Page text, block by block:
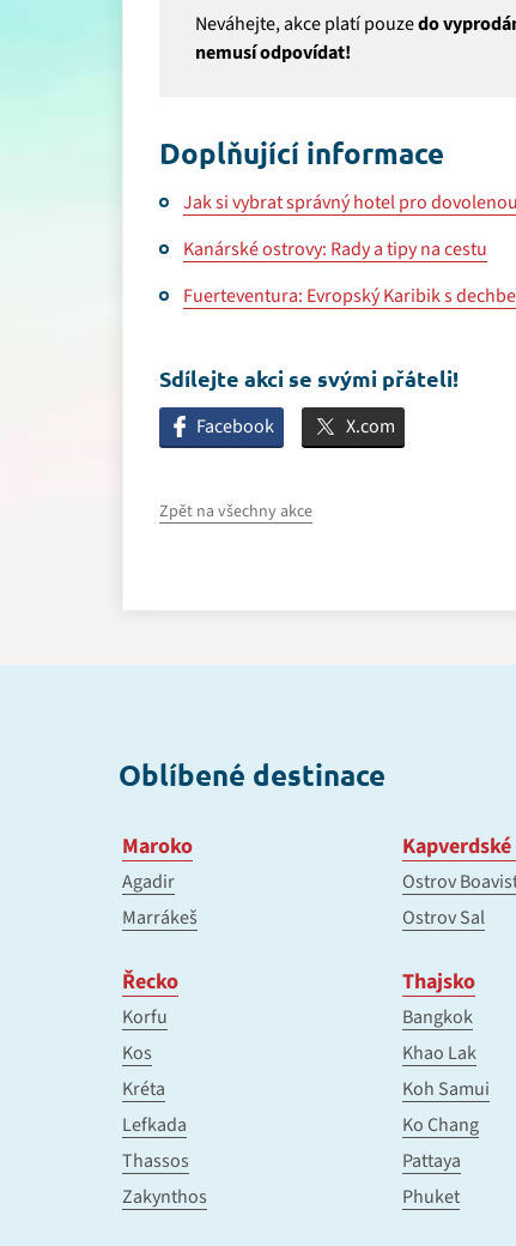
Neváhejte, akce platí pouzedo
nemusí odpovídat!
Doplňující informace
Jak si vybrat správný hotel pro
Kanárské ostrovy: Rady a tipy na cestu
Fuerteventura: Evropský Karibik s
Sdílejte akci se svými přáteli!
Facebook X.com
Zpět na všechny akce
Oblíbené destinace
Maroko
Agadir
Marrákeš
Řecko
Korfu
Kos
Kréta
Lefkada
Thassos
Zakynthos
Ostrov
Ostrov Sal
Thajsko
Bangkok
Khao Lak
Koh Samui
Ko Chang
Pattaya
Phuket